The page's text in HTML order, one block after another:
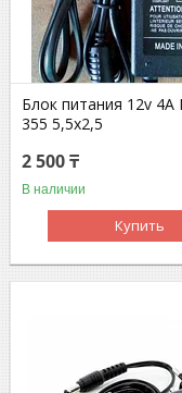
Блок питания 12v 4A
355 5,5x2,5
2 500 ₸
В наличии
Купить